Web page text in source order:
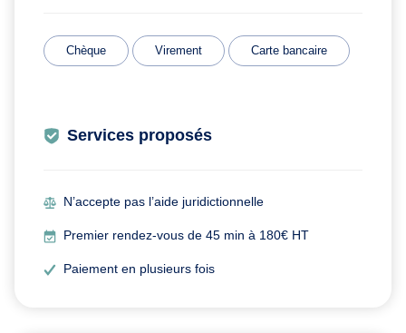
Chèque Virement Carte bancaire
Services proposés
N’accepte pas l’aide juridictionnelle
Premier rendez-vous de 45 min à 180€ HT
Paiement en plusieurs fois